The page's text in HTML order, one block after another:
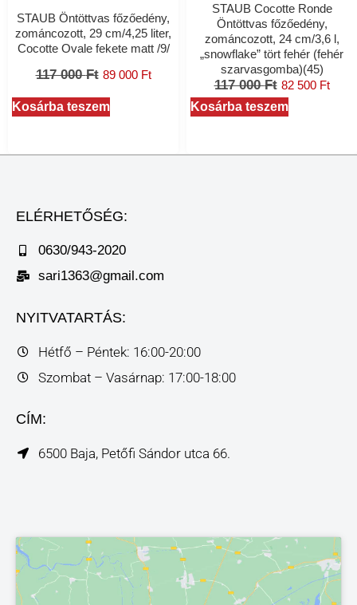
STAUB Öntöttvas főzőedény,
zománcozott, 29 cm/4,25 liter,
Cocotte Ovale fekete matt /9/
117 000Ft 89 000 Ft
Kosárba teszem
STAUB Cocotte Ronde
Öntöttvas főzőedény,
zománcozott, 24 cm/3,6 l,
„snowflake” tört fehér (fehér
szarvasgomba)(45)
117 000Ft 82 500 Ft
Kosárba teszem
ELÉRHETŐSÉG:
0630/943-2020
sari1363@gmail.com
NYITVATARTÁS:
Hétfő – Péntek: 16:00-20:00
Szombat – Vasárnap: 17:00-18:00
CÍM:
6500 Baja, Petőfi Sándor utca 66.